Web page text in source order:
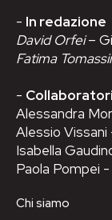
- In redazione
David Orfei–
Fatima
- Collaboratori
Alessandra
Alessio
Isabella
Paola Pompei
Chi siamo